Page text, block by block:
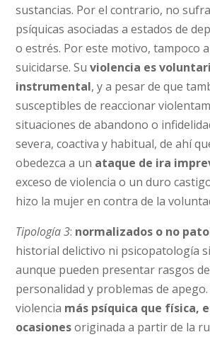
sustancias. Por el contrario, no
psíquicas asociadas a estados de
o estrés. Por este motivo, tampoco
suicidarse. Suviolencia es
instrumental, y a pesar de que
susceptibles de reaccionar
situaciones de abandono o
severa, coactiva y habitual, de ahí
obedezca a un ataque de ira
exceso de violencia o un duro
hizo la mujer en contra de la
Tipología 3: normalizados o no
historial delictivo ni psicopatología
aunque pueden presentar rasgos
personalidad y problemas de
violencia más psíquica que física,
ocasionesoriginada a partir de la